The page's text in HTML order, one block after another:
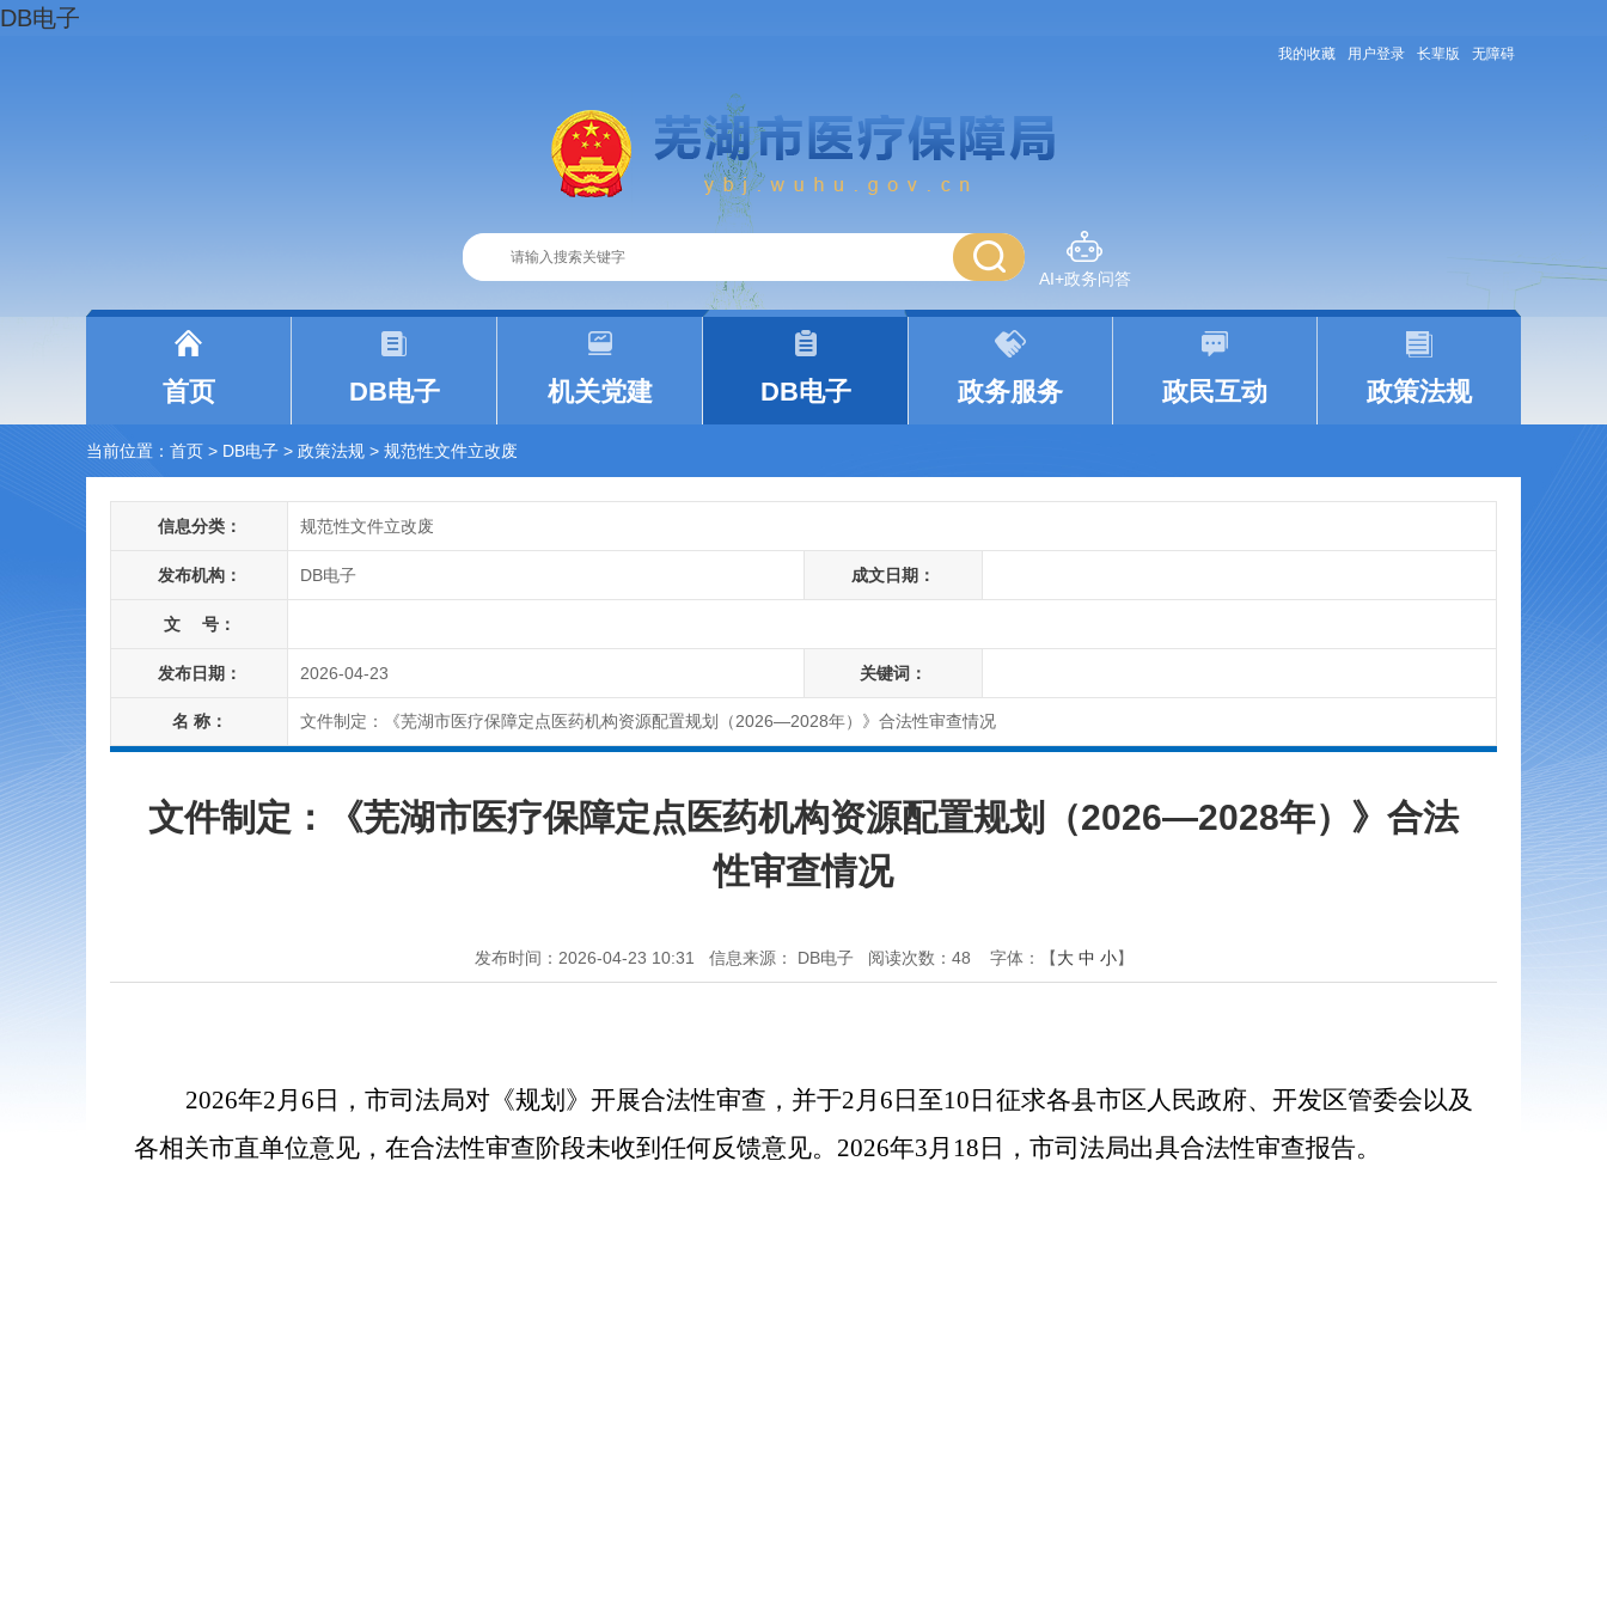
DB电子
我的收藏 用户登录 长辈版 无障碍
AI+政务问答
首页 DB电子 机关党建 DB电子 政务服务 政民互动 政策法规
当前位置： 首页 > DB电子 > 政策法规 > 规范性文件立改废
信息分类： 规范性文件立改废
发布机构： DB电子 成文日期：
文 号：
发布日期： 2026-04-23 关键词：
名 称： 文件制定：《芜湖市医疗保障定点医药机构资源配置规划（2026—2028年）》合法性审查情况
文件制定：《芜湖市医疗保障定点医药机构资源配置规划（2026—2028年）》合法
性审查情况
发布时间：2026-04-23 10:31 信息来源： DB电子 阅读次数： 48 字体：【大 中 小】
2026年2月6日，市司法局对《规划》开展合法性审查，并于2月6日至10日征求各县市区人民政府、开发区管委会以及
各相关市直单位意见，在合法性审查阶段未收到任何反馈意见。2026年3月18日，市司法局出具合法性审查报告。